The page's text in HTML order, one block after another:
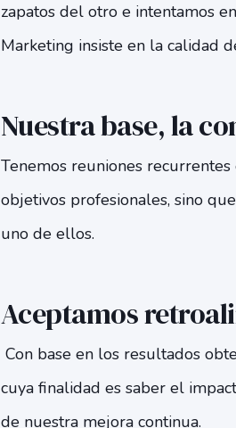
zapatos del otro e intentamos
Marketing insiste en la calidad
Nuestra base, la
Tenemos reuniones
objetivos profesionales, sino
uno de ellos.
Aceptamos
Con base en los resultados
cuya finalidad es saber el
de nuestra mejora continua.